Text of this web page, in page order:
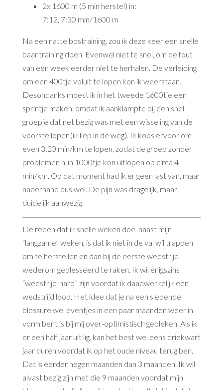
2x 1600 m (5 min herstel) in:
7:12, 7:30 min/1600 m
Na een natte bostraining, zou ik deze keer een snelle
baantraining doen. Evenwel niet te snel, om de fout
van een week eerder niet te herhalen. De verleiding
om een 400tje voluit te lopen kon ik weerstaan.
Desondanks moest ik in het tweede 1600tje een
sprintje maken, omdat ik aanklampte bij een snel
groepje dat net bezig was met een wisseling van de
voorste loper (ik liep in de weg). Ik koos ervoor om
even 3:20 min/km te lopen, zodat de groep zonder
problemen hun 1000tje kon uitlopen op circa 4
min/km. Op dat moment had ik er geen last van, maar
naderhand dus wel. De pijn was dragelijk, maar
duidelijk aanwezig.
De reden dat ik snelle weken doe, naast mijn
“langzame” weken, is dat ik niet in de val wil trappen
om te herstellen en dan bij de eerste wedstrijd
wederom geblesseerd te raken. Ik wil enigszins
“wedstrijd-hard” zijn voordat ik daadwerkelijk een
wedstrijd loop. Het idee dat je na een slepende
blessure wel eventjes in een paar maanden weer in
vorm bent is bij mij over-optimistisch gebleken. Als ik
er een half jaar uit lig, kan het best wel eens driekwart
jaar duren voordat ik op het oude niveau terug ben.
Dat is eerder negen maanden dan 3 maanden. Ik wil
alvast bezig zijn met die 9 maanden voordat mijn